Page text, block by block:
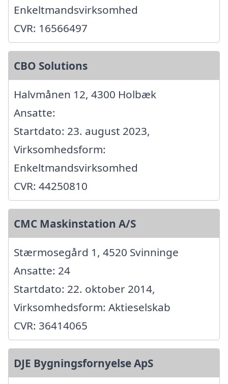
Enkeltmandsvirksomhed
CVR: 16566497
CBO Solutions
Halvmånen 12, 4300 Holbæk
Ansatte:
Startdato: 23. august 2023,
Virksomhedsform:
Enkeltmandsvirksomhed
CVR: 44250810
CMC Maskinstation A/S
Stærmosegård 1, 4520 Svinninge
Ansatte: 24
Startdato: 22. oktober 2014,
Virksomhedsform: Aktieselskab
CVR: 36414065
DJE Bygningsfornyelse ApS